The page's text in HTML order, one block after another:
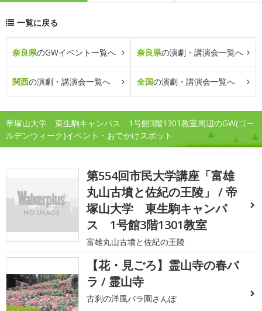
一覧に戻る
奈良県のGWイベント一覧へ 奈良県の演劇・講演会一覧へ
関西の演劇・講演会一覧へ 全国の演劇・講演会一覧へ
帝塚山大学 東生駒キャンパス 1号館3階1301教室周辺のGW(ゴー
ルデンウィーク)イベント・おでかけスポット
第554回市民大学講座「富雄
丸山古墳と佐紀の王陵」 / 帝
塚山大学 東生駒キャンパ
ス 1号館3階1301教室
富雄丸山古墳と佐紀の王陵
【花・見ごろ】霊山寺の春バ
ラ / 霊山寺
古刹の洋風バラ園さんぽ